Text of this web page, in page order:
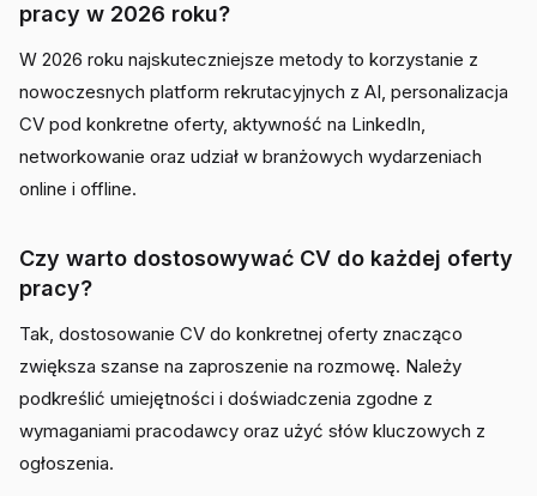
pracy w 2026 roku?
W 2026 roku najskuteczniejsze metody to korzystanie z
nowoczesnych platform rekrutacyjnych z AI, personalizacja
CV pod konkretne oferty, aktywność na LinkedIn,
networkowanie oraz udział w branżowych wydarzeniach
online i offline.
Czy warto dostosowywać CV do każdej oferty
pracy?
Tak, dostosowanie CV do konkretnej oferty znacząco
zwiększa szanse na zaproszenie na rozmowę. Należy
podkreślić umiejętności i doświadczenia zgodne z
wymaganiami pracodawcy oraz użyć słów kluczowych z
ogłoszenia.